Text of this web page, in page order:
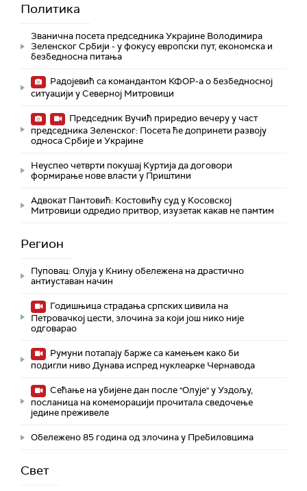
Политика
Званична посета председника Украјине Володимира
Зеленског Србији - у фокусу европски пут, економска и
безбедносна питања
Радојевић са командантом КФОР-а о безбедносној
ситуацији у Северној Митровици
Председник Вучић приредио вечеру у част
председника Зеленског: Посета ће допринети развоју
односа Србије и Украјине
Неуспео четврти покушај Куртија да договори
формирање нове власти у Приштини
Адвокат Пантовић: Костовићу суд у Косовској
Митровици одредио притвор, изузетак какав не памтим
Регион
Пуповац: Олуја у Книну обележена на драстично
антиуставан начин
Годишњица страдања српских цивила на
Петровачкој цести, злочина за који још нико није
одговарао
Румуни потапају барже са камењем како би
подигли ниво Дунава испред нуклеарке Чернавода
Сећање на убијене дан после "Олује" у Уздољу,
посланица на комеморацији прочитала сведочење
једине преживеле
Обележено 85 година од злочина у Пребиловцима
Свет